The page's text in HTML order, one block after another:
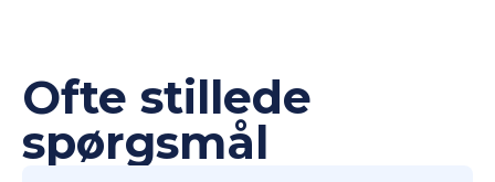
Ofte stillede
spørgsmål